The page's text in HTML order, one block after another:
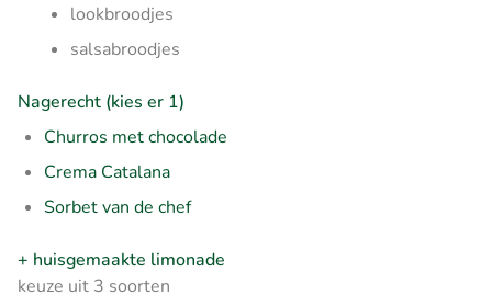
lookbroodjes
salsabroodjes
Nagerecht (kies er 1)
Churros met chocolade
Crema Catalana
Sorbet van de chef
+ huisgemaakte limonade
keuze uit 3 soorten